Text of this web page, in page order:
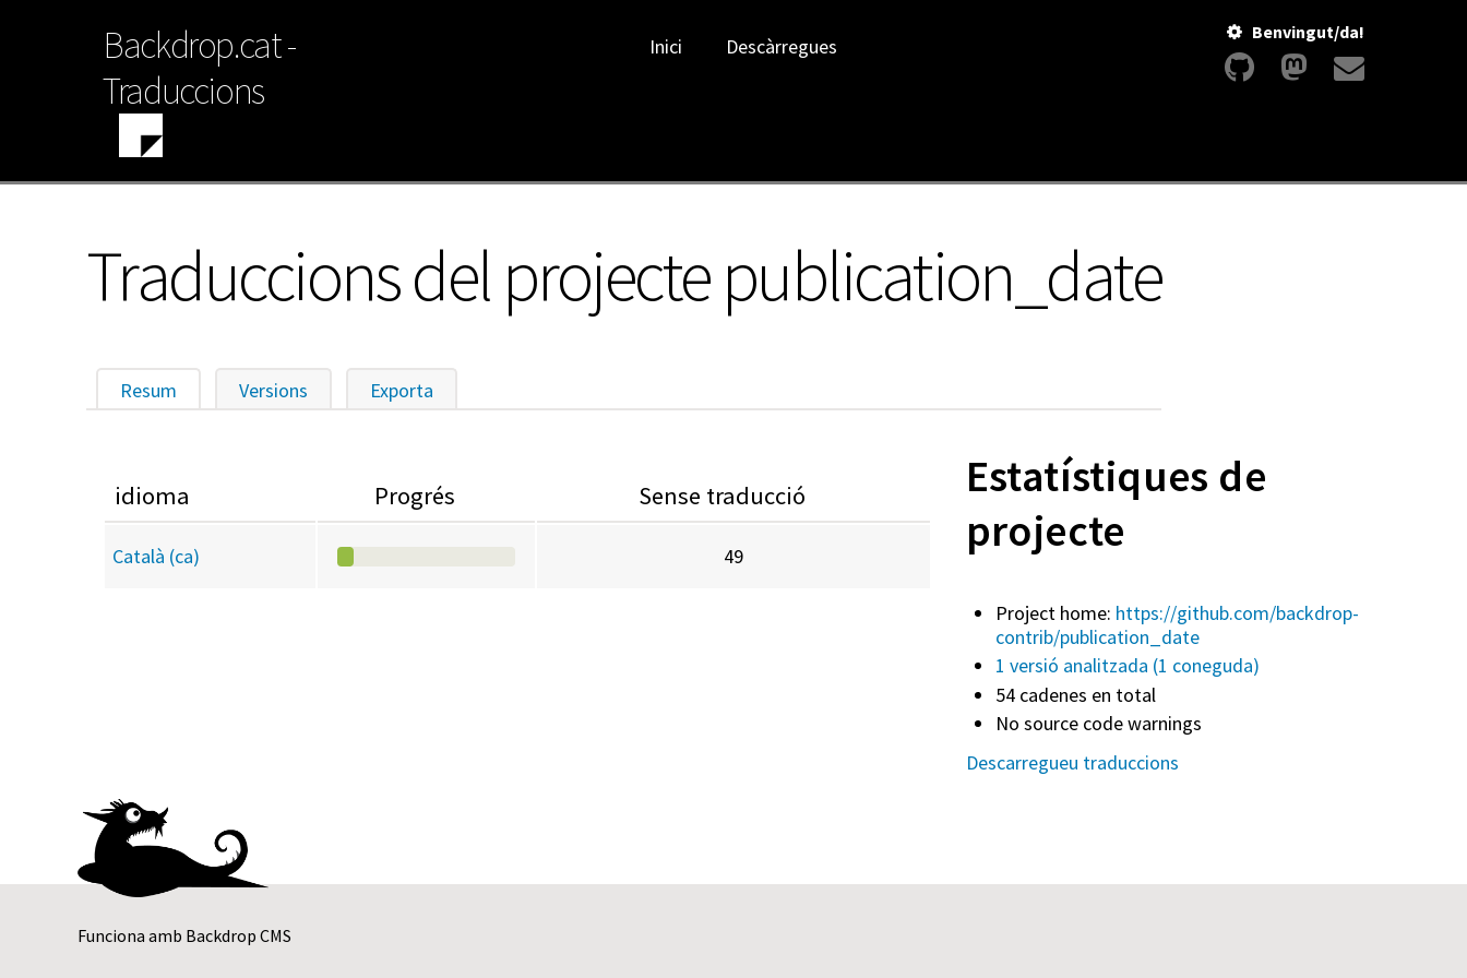
Backdrop.cat -
Traduccions
Inici Descàrregues
Benvingut/da!
Traduccions del projecte publication_date
primàries
Resum (pestanya activa)
Versions Exporta
idioma Progrés Sense traducció
Català (ca) 49
Estatístiques de
projecte
Project home: https://github.com/backdrop-
contrib/publication_date
1 versió analitzada (1 coneguda)
54 cadenes en total
No source code warnings
Descarregueu traduccions
Funciona amb Backdrop CMS